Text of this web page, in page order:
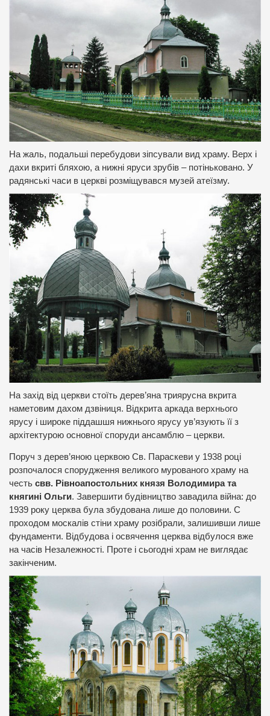
На жаль, подальші перебудови зіпсували вид храму. Верх і
дахи вкриті бляхою, а нижні яруси зрубів – потіньковано. У
радянські часи в церкві розміщувався музей атеїзму.
На захід від церкви стоїть дерев’яна триярусна вкрита
наметовим дахом дзвіниця. Відкрита аркада верхнього
ярусу і широке піддашшя нижнього ярусу ув’язують її з
архітектурою основної споруди ансамблю – церкви.
Поруч з дерев’яною церквою Св. Параскеви у 1938 році
розпочалося спорудження великого мурованого храму на
честь свв. Рівноапостольних князя Володимира та
княгині Ольги. Завершити будівництво завадила війна: до
1939 року церква була збудована лише до половини. С
проходом москалів стіни храму розібрали, залишивши лише
фундаменти. Відбудова і освячення церква відбулося вже
на часів Незалежності. Проте і сьогодні храм не виглядає
закінченим.